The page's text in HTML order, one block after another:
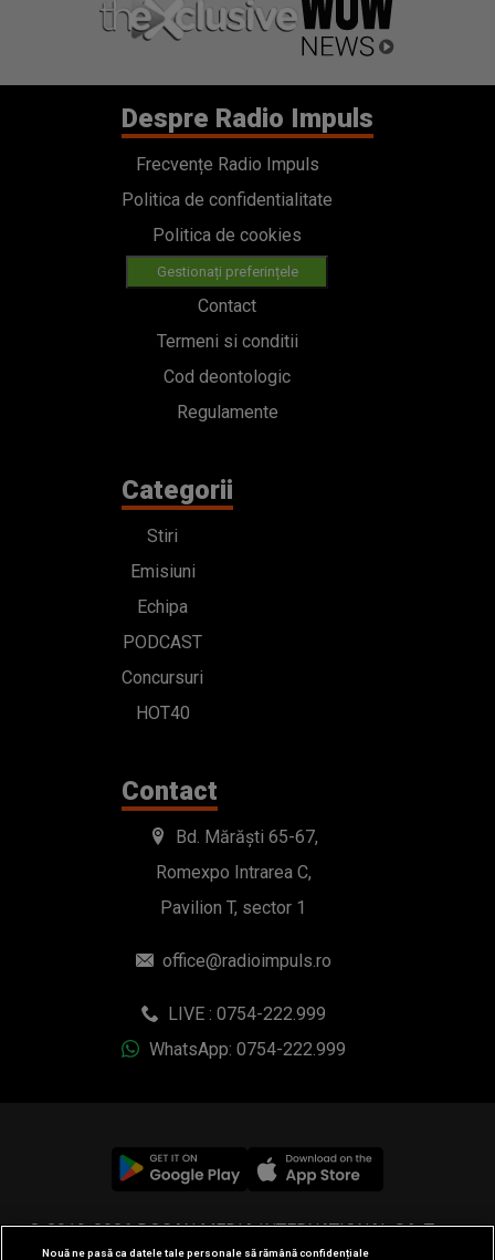
Despre Radio Impuls
Frecvențe Radio Impuls
Politica de confidentialitate
Politica de cookies
Gestionați preferințele
Contact
Termeni si conditii
Cod deontologic
Regulamente
Categorii
Stiri
Emisiuni
Echipa
PODCAST
Concursuri
HOT40
Contact
Bd. Mărăști 65-67,
Romexpo Intrarea C,
Pavilion T, sector 1
office@radioimpuls.ro
LIVE : 0754-222.999
WhatsApp: 0754-222.999
© 2019-2026 DOGAN MEDIA INTERNATIONAL SA, Toate
Nouă ne pasă ca datele tale personale să rămână confidențiale